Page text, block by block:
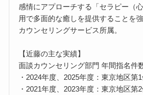
感情にアプローチする「セラピー（
用で多面的な癒しを提供することを
カウンセリングサービス所属。
【近藤の主な実績】
面談カウンセリング部門 年間指名件
・2024年度、2025年度：東京地区第
・2021年度、2023年度：東京地区第